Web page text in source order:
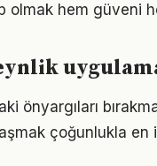
olmak hem güveni
önyargıları
çoğunlukla